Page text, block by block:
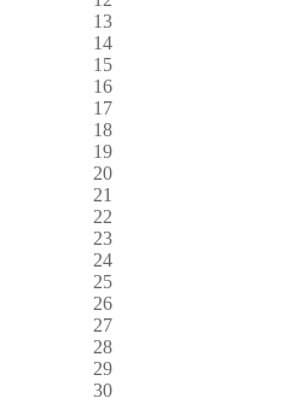
13
14
15
16
17
18
19
20
21
22
23
24
25
26
27
28
29
30